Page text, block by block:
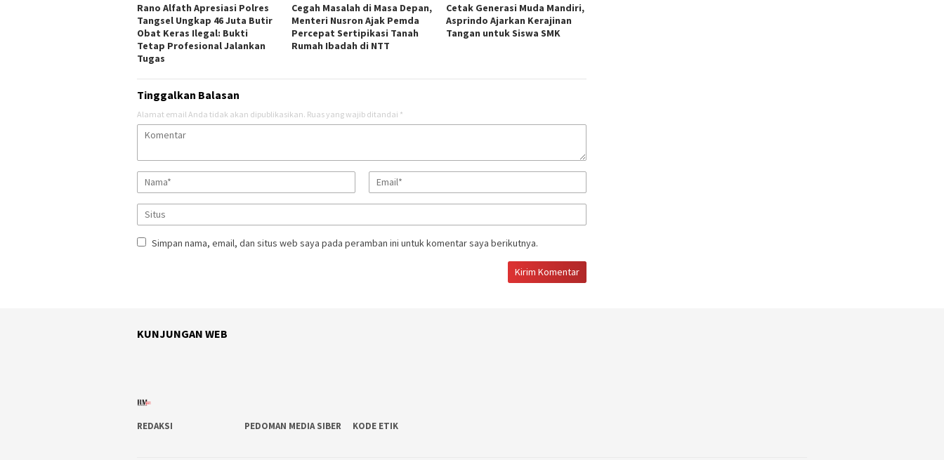
Rano Alfath Apresiasi Polres
Tangsel Ungkap 46 Juta Butir
Obat Keras Ilegal: Bukti
Tetap Profesional Jalankan
Tugas
‎Cegah Masalah di Masa Depan,
Menteri Nusron Ajak Pemda
Percepat Sertipikasi Tanah
Rumah Ibadah di NTT ‎
Cetak Generasi Muda Mandiri,
Asprindo Ajarkan Kerajinan
Tangan untuk Siswa SMK
Tinggalkan Balasan
Alamat email Anda tidak akan dipublikasikan. Ruas yang wajib ditandai *
Simpan nama, email, dan situs web saya pada peramban ini untuk komentar saya berikutnya.
KUNJUNGAN WEB
REDAKSI PEDOMAN MEDIA SIBER KODE ETIK